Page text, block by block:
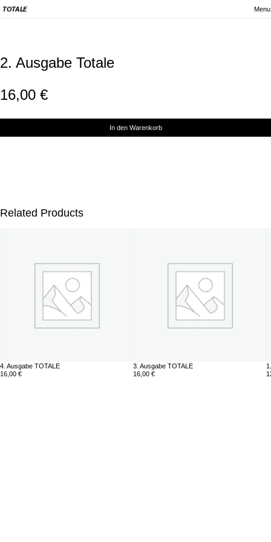
TOTALE Menu
2. Ausgabe Totale
16,00 €
In den Warenkorb
Related Products
4. Ausgabe TOTALE
16,00 €
3. Ausgabe TOTALE
16,00 €